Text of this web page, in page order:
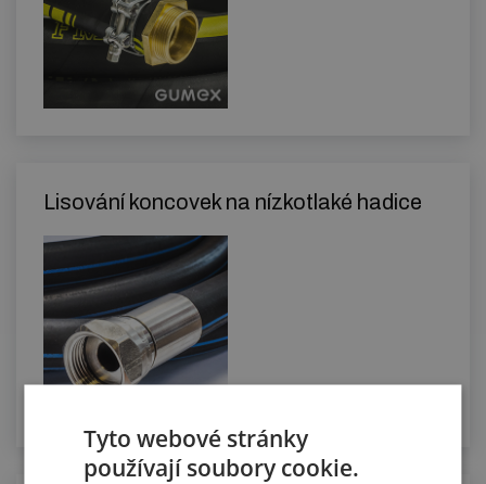
Lisování koncovek na nízkotlaké hadice
Tyto webové stránky
používají soubory cookie.